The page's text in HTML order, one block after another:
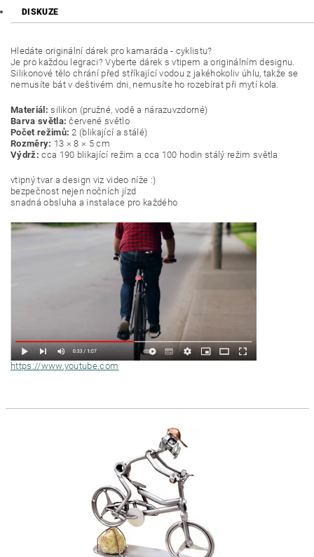
DISKUZE
Hledáte originální dárek pro kamaráda - cyklistu?
Je pro každou legraci? Vyberte dárek s vtipem a originálním designu.
Silikonové tělo chrání před stříkající vodou z jakéhokoliv úhlu, takže se
nemusíte bát v deštivém dni, nemusíte ho rozebírat při mytí kola.
Materiál: silikon (pružné, vodě a nárazuvzdorné)
Barva světla:červené světlo
Počet režimů:2 (blikající a stálé)
Rozměry: 13 × 8 × 5 cm
Výdrž: cca 190 blikající režim a cca 100 hodin stálý režim světla
vtipný tvar a design viz video níže :)
bezpečnost nejen nočních jízd
snadná obsluha a instalace pro každého
https://www.youtube.com